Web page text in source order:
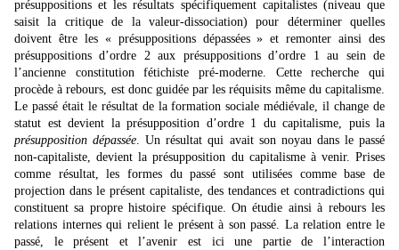
présuppositions et les résultats spécifiquement capitalistes (niveau que
saisit la critique de la valeur-dissociation) pour déterminer quelles
doivent être les « présuppositions dépassées » et remonter ainsi des
présuppositions d’ordre 2 aux présuppositions d’ordre 1 au sein de
l’ancienne constitution fétichiste pré-moderne. Cette recherche qui
procède à rebours, est donc guidée par les réquisits même du capitalisme.
Le passé était le résultat de la formation sociale médiévale, il change de
statut est devient la présupposition d’ordre 1 du capitalisme, puis la
présupposition dépassée. Un résultat qui avait son noyau dans le passé
non-capitaliste, devient la présupposition du capitalisme à venir. Prises
comme résultat, les formes du passé sont utilisées comme base de
projection dans le présent capitaliste, des tendances et contradictions qui
constituent sa propre histoire spécifique. On étudie ainsi à rebours les
relations internes qui relient le présent à son passé. La relation entre le
passé, le présent et l’avenir est ici une partie de l’interaction